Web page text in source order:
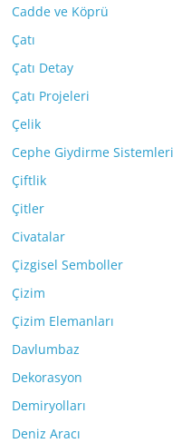
Cadde ve Köprü
Çatı
Çatı Detay
Çatı Projeleri
Çelik
Cephe Giydirme Sistemleri
Çiftlik
Çitler
Civatalar
Çizgisel Semboller
Çizim
Çizim Elemanları
Davlumbaz
Dekorasyon
Demiryolları
Deniz Aracı